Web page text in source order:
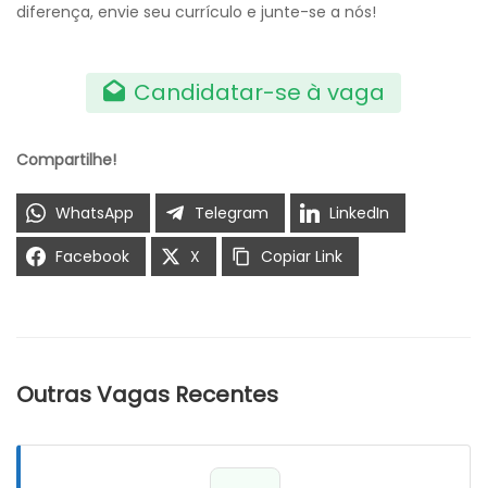
diferença, envie seu currículo e junte-se a nós!
Candidatar-se à vaga
Compartilhe!
WhatsApp Telegram
LinkedIn
Facebook
X Copiar Link
Outras Vagas Recentes